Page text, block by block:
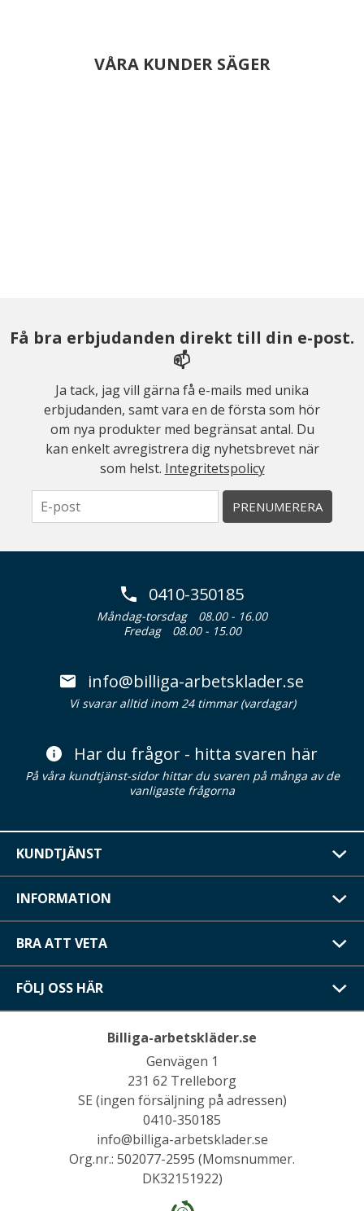
VÅRA KUNDER SÄGER
Få bra erbjudanden direkt till din e-post.
📫
Ja tack, jag vill gärna få e-mails med unika
erbjudanden, samt vara en de första som hör
om nya produkter med begränsat antal. Du
kan enkelt avregistrera dig nyhetsbrevet när
som helst. Integritetspolicy
PRENUMERERA
0410-350185
Måndag-torsdag
08.00 - 16.00
Fredag
08.00 - 15.00
info@billiga-arbetsklader.se
Vi svarar alltid inom 24 timmar (vardagar)
Har du frågor - hitta svaren här
På våra kundtjänst-sidor hittar du svaren på många av de
vanligaste frågorna
KUNDTJÄNST
INFORMATION
BRA ATT VETA
FÖLJ OSS HÄR
Billiga-arbetskläder.se
Genvägen 1
231 62 Trelleborg
SE (ingen försäljning på adressen)
0410-350185
info@billiga-arbetsklader.se
Org.nr.: 502077-2595 (Momsnummer.
DK32151922)